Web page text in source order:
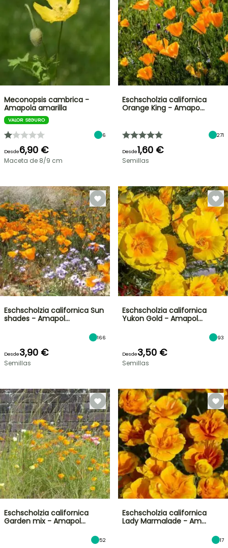
Meconopsis cambrica -
Amapola amarilla
VALOR SEGURO
6
Desde6,90 €
Maceta de 8/9 cm
Eschscholzia californica
Orange King - Amapo…
271
Desde1,60 €
Semillas
Eschscholzia californica Sun
shades - Amapol…
166
Desde3,90 €
Semillas
Eschscholzia californica
Yukon Gold - Amapol…
93
Desde3,50 €
Semillas
Eschscholzia californica
Garden mix - Amapol…
52
Eschscholzia californica
Lady Marmalade - Am…
17